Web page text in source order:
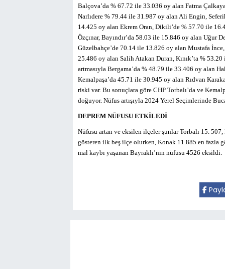
Balçova’da % 67.72 ile 33.036 oy alan Fatma
Narlıdere % 79.44 ile 31.987 oy alan Ali Engin,
14.425 oy alan Ekrem Oran, Dikili’de % 57.70 ile
Özçınar, Bayındır’da 58.03 ile 15.846 oy alan
Güzelbahçe’de 70.14 ile 13.826 oy alan Mustafa
25.486 oy alan Salih Atakan Duran, Kınık’ta %
artmasıyla Bergama’da % 48.79 ile 33.406 oy alan
Kemalpaşa’da 45.71 ile 30.945 oy alan Rıdvan
riski var. Bu sonuçlara göre CHP Torbalı’da ve
doğuyor. Nüfus artışıyla 2024 Yerel Seçimlerinde
DEPREM NÜFUSU ETKİLEDİ
Nüfusu artan ve eksilen ilçeler şunlar Torbalı 15.
gösteren ilk beş ilçe olurken, Konak 11.885 en fazla
mal kaybı yaşanan Bayraklı’nın nüfusu 4526 eksildi.